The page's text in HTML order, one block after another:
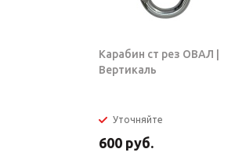
Карабин ст рез ОВАЛ |
Вертикаль
Уточняйте
600 руб.